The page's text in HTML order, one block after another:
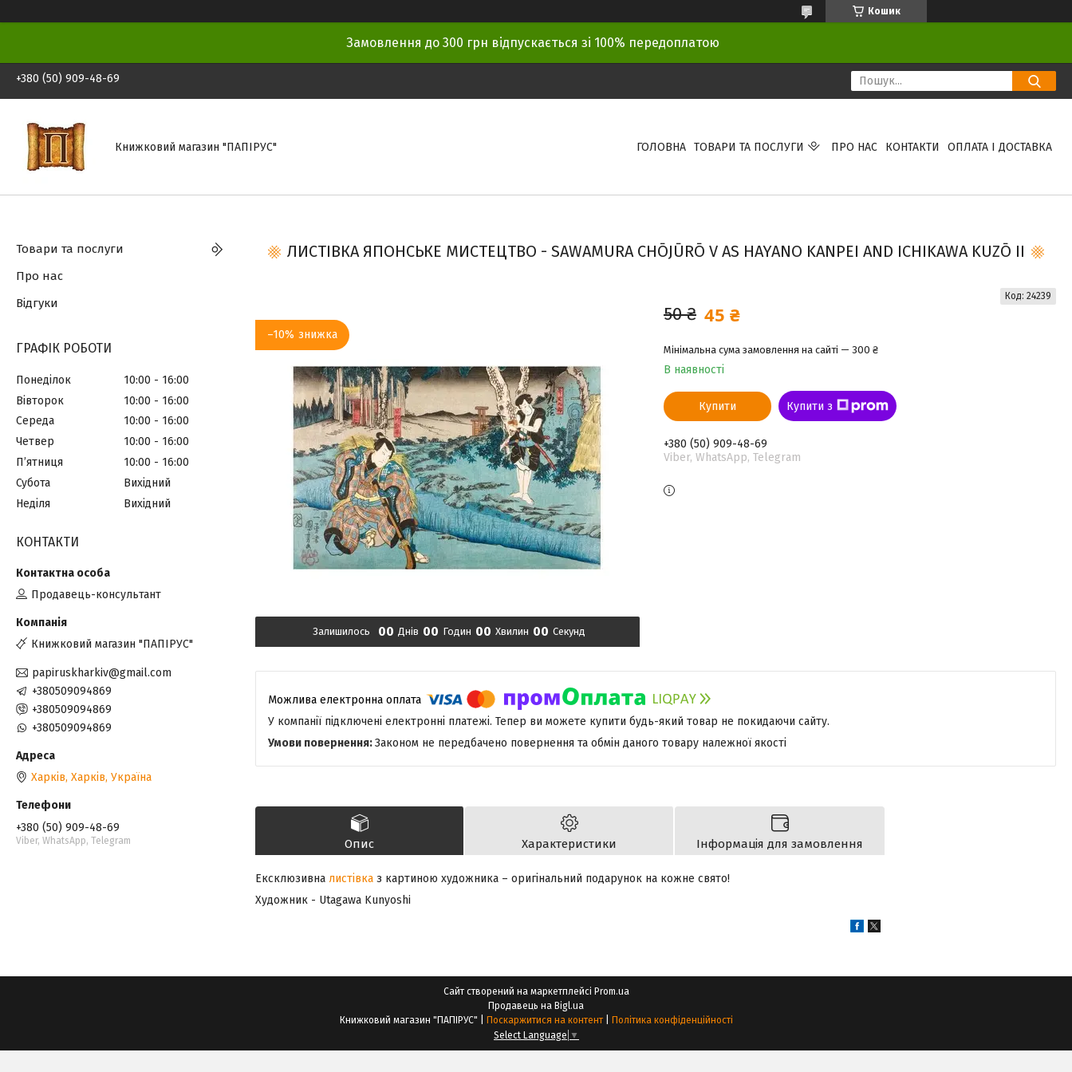
Кошик
Замовлення до 300 грн відпускається зі 100% передоплатою
+380 (50) 909-48-69
Книжковий магазин "ПАПІРУС" ГОЛОВНА ТОВАРИ ТА ПОСЛУГИ ПРО НАС КОНТАКТИ ОПЛАТА І ДОСТАВКА
ЛИСТІВКА ЯПОНСЬКЕ МИСТЕЦТВО - SAWAMURA CHŌJŪRŌ V AS HAYANO KANPEI AND ICHIKAWA KUZŌ II
–10%
Залишилось 00 Днів 00 Годин 00 Хвилин 00 Секунд
50 ₴ 45 ₴
Мінімальна сума замовлення на сайті — 300 ₴
В наявності
Код: 24239
Купити Купити з
+380 (50) 909-48-69
Viber, WhatsApp, Telegram
У компанії підключені електронні платежі. Тепер ви можете купити будь-який товар не покидаючи сайту.
Законом не передбачено повернення та обмін даного товару належної якості
Опис Характеристики Інформація для замовлення
Ексклюзивна листівка з картиною художника – оригінальний подарунок на кожне свято!
Художник - Utagawa Kunyoshi
Товари та послуги
Про нас
Відгуки
ГРАФІК РОБОТИ
Понеділок 10:00
16:00
Вівторок
10:00
16:00
Середа
10:00
16:00
Четвер
10:00
16:00
Пʼятниця
10:00
16:00
Субота
Вихідний
Неділя
Вихідний
КОНТАКТИ
Продавець-консультант
Книжковий магазин "ПАПІРУС"
papiruskharkiv@gmail.com
+380509094869
+380509094869
+380509094869
Харків, Харків, Україна
+380 (50) 909-48-69
Viber, WhatsApp, Telegram
Сайт створений на маркетплейсі Prom.ua
Продавець на Bigl.ua
Поскаржитися на контент
Політика конфіденційності
Select Language ▼